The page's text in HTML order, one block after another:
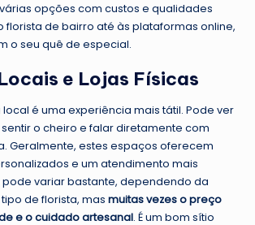
opções com custos e qualidades
florista de bairro até às plataformas online,
o seu quê de especial.
e Lojas Físicas
local é uma experiência mais tátil. Pode ver
o cheiro e falar diretamente com
Geralmente, estes espaços oferecem
e um atendimento mais
pode variar bastante, dependendo da
de florista, mas muitas vezes o preço
e o cuidado artesanal. É um bom sítio